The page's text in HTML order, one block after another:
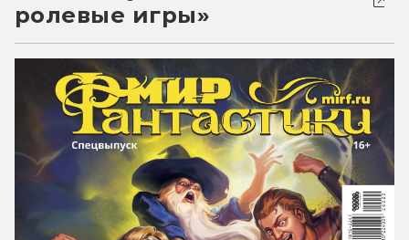
ролевые игры»